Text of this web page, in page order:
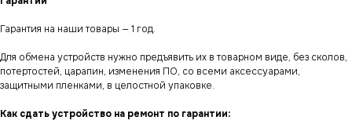
Гарантия на наши товары — 1 год.
Для обмена устройств нужно предъявить их в товарном виде, без сколов,
потертостей, царапин, изменения ПО, со всеми аксессуарами,
защитными пленками, в целостной упаковке.
Как сдать устройство на ремонт по гарантии: